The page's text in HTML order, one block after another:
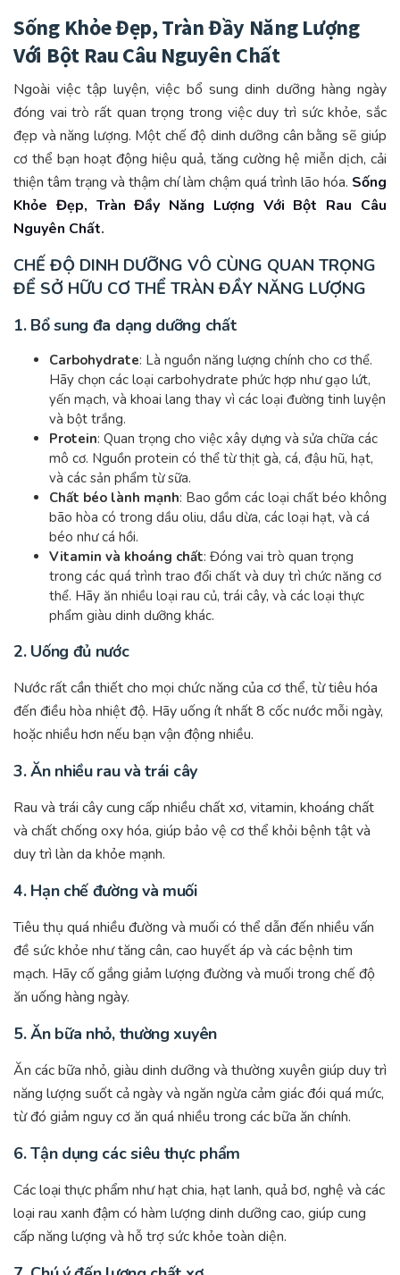
Sống Khỏe Đẹp, Tràn Đầy Năng Lượng
Với Bột Rau Câu Nguyên Chất
Ngoài việc tập luyện, việc bổ sung dinh dưỡng hàng ngày
đóng vai trò rất quan trọng trong việc duy trì sức khỏe, sắc
đẹp và năng lượng. Một chế độ dinh dưỡng cân bằng sẽ giúp
cơ thể bạn hoạt động hiệu quả, tăng cường hệ miễn dịch, cải
thiện tâm trạng và thậm chí làm chậm quá trình lão hóa. Sống
Khỏe Đẹp, Tràn Đầy Năng Lượng Với Bột Rau Câu
Nguyên Chất.
CHẾ ĐỘ DINH DƯỠNG VÔ CÙNG QUAN TRỌNG
ĐỂ SỞ HỮU CƠ THỂ TRÀN ĐẦY NĂNG LƯỢNG
1. Bổ sung đa dạng dưỡng chất
Carbohydrate: Là nguồn năng lượng chính cho cơ thể.
Hãy chọn các loại carbohydrate phức hợp như gạo lứt,
yến mạch, và khoai lang thay vì các loại đường tinh luyện
và bột trắng.
Protein: Quan trọng cho việc xây dựng và sửa chữa các
mô cơ. Nguồn protein có thể từ thịt gà, cá, đậu hũ, hạt,
và các sản phẩm từ sữa.
Chất béo lành mạnh: Bao gồm các loại chất béo không
bão hòa có trong dầu oliu, dầu dừa, các loại hạt, và cá
béo như cá hồi.
Vitamin và khoáng chất: Đóng vai trò quan trọng
trong các quá trình trao đổi chất và duy trì chức năng cơ
thể. Hãy ăn nhiều loại rau củ, trái cây, và các loại thực
phẩm giàu dinh dưỡng khác.
2. Uống đủ nước
Nước rất cần thiết cho mọi chức năng của cơ thể, từ tiêu hóa
đến điều hòa nhiệt độ. Hãy uống ít nhất 8 cốc nước mỗi ngày,
hoặc nhiều hơn nếu bạn vận động nhiều.
3.Ăn nhiều rau và trái cây
Rau và trái cây cung cấp nhiều chất xơ, vitamin, khoáng chất
và chất chống oxy hóa, giúp bảo vệ cơ thể khỏi bệnh tật và
duy trì làn da khỏe mạnh.
4. Hạn chế đường và muối
Tiêu thụ quá nhiều đường và muối có thể dẫn đến nhiều vấn
đề sức khỏe như tăng cân, cao huyết áp và các bệnh tim
mạch. Hãy cố gắng giảm lượng đường và muối trong chế độ
ăn uống hàng ngày.
5.Ăn bữa nhỏ, thường xuyên
Ăn các bữa nhỏ, giàu dinh dưỡng và thường xuyên giúp duy trì
năng lượng suốt cả ngày và ngăn ngừa cảm giác đói quá mức,
từ đó giảm nguy cơ ăn quá nhiều trong các bữa ăn chính.
6.Tận dụng các siêu thực phẩm
Các loại thực phẩm như hạt chia, hạt lanh, quả bơ, nghệ và các
loại rau xanh đậm có hàm lượng dinh dưỡng cao, giúp cung
cấp năng lượng và hỗ trợ sức khỏe toàn diện.